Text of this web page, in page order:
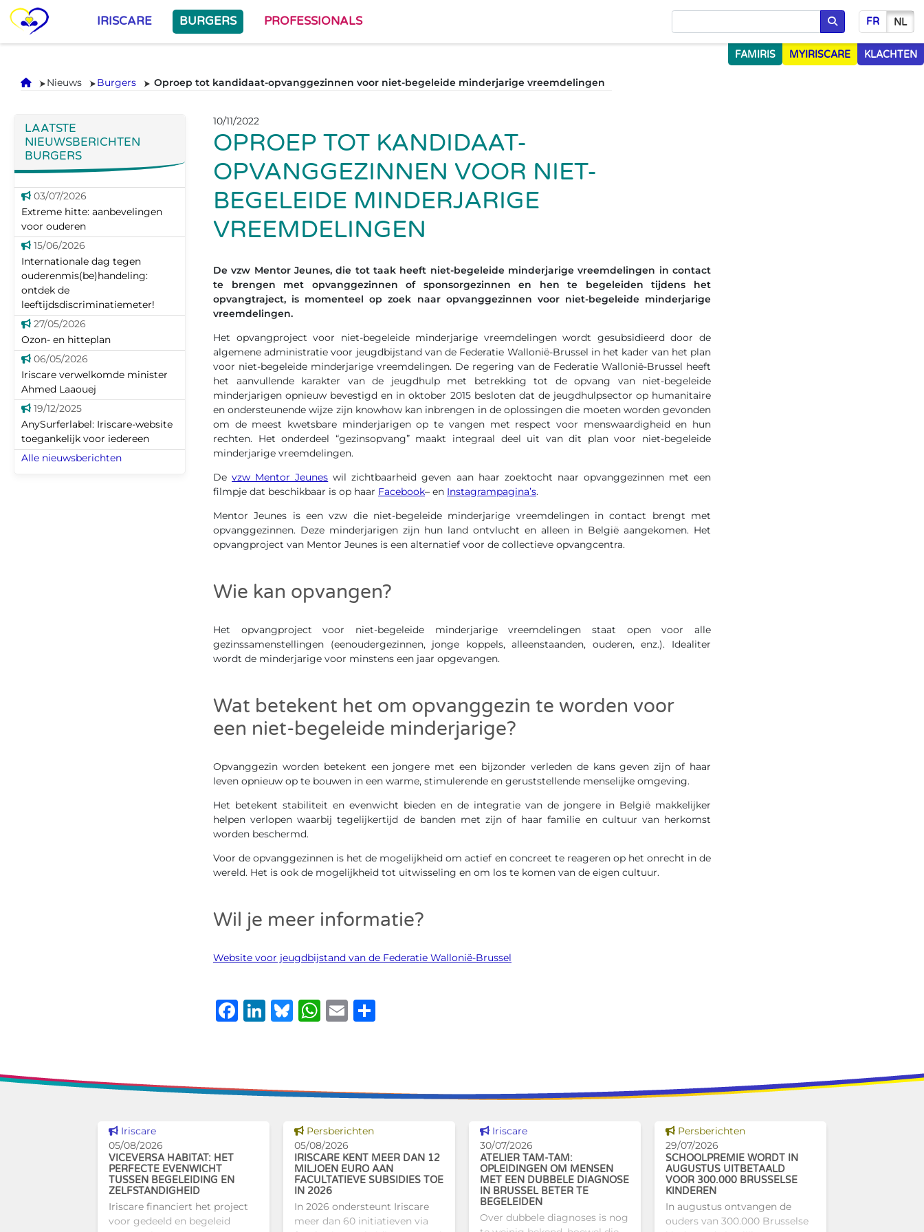
IRISCARE BURGERS PROFESSIONALS
Opzoeken
FR NL
FAMIRIS MYIRISCARE KLACHTEN
Onthaal
Nieuws Burgers Oproep tot kandidaat-opvanggezinnen voor niet-begeleide minderjarige vreemdelingen
LAATSTE
NIEUWSBERICHTEN
BURGERS
03/07/2026
Extreme hitte: aanbevelingen
voor ouderen
15/06/2026
Internationale dag tegen
ouderenmis(be)handeling:
ontdek de
leeftijdsdiscriminatiemeter!
27/05/2026
Ozon- en hitteplan
06/05/2026
Iriscare verwelkomde minister
Ahmed Laaouej
19/12/2025
AnySurferlabel: Iriscare-website
toegankelijk voor iedereen
Alle nieuwsberichten
10/11/2022
OPROEP TOT KANDIDAAT-
OPVANGGEZINNEN VOOR NIET-
BEGELEIDE MINDERJARIGE
VREEMDELINGEN
De vzw Mentor Jeunes, die tot taak heeft niet-begeleide minderjarige vreemdelingen in contact
te
brengen met opvanggezinnen of sponsorgezinnen en hen te begeleiden tijdens het
opvangtraject, is momenteel op zoek naar opvanggezinnen voor niet-begeleide minderjarige
vreemdelingen.
Het opvangproject voor niet-begeleide minderjarige vreemdelingen wordt gesubsidieerd door de
algemene administratie voor jeugdbijstand van de Federatie Wallonië-Brussel in het kader van het plan
voor niet-begeleide minderjarige vreemdelingen. De regering van de Federatie Wallonië-Brussel heeft
het aanvullende karakter van de jeugdhulp met betrekking tot de opvang van niet-begeleide
minderjarigen opnieuw bevestigd en in oktober 2015 besloten dat de jeugdhulpsector op humanitaire
en ondersteunende wijze zijn knowhow kan inbrengen in de oplossingen die moeten worden gevonden
om de meest kwetsbare minderjarigen op te vangen met respect voor menswaardigheid en hun
rechten. Het onderdeel “gezinsopvang” maakt integraal deel uit van dit plan voor niet-begeleide
minderjarige vreemdelingen.
Devzw Mentor Jeunes wil zichtbaarheid geven aan haar zoektocht naar opvanggezinnen met een
filmpje dat beschikbaar is op haar Facebook– en Instagrampagina’s.
Mentor Jeunes is een vzw die niet-begeleide minderjarige vreemdelingen in contact brengt met
opvanggezinnen. Deze minderjarigen zijn hun land ontvlucht en alleen in België aangekomen. Het
opvangproject van Mentor Jeunes is een alternatief voor de collectieve opvangcentra.
Wie kan opvangen?
Het opvangproject voor niet-begeleide minderjarige vreemdelingen staat open voor alle
gezinssamenstellingen (eenoudergezinnen, jonge koppels, alleenstaanden, ouderen, enz.). Idealiter
wordt de minderjarige voor minstens een jaar opgevangen.
Wat betekent het om opvanggezin te worden voor
een niet-begeleide minderjarige?
Opvanggezin worden betekent een jongere met een bijzonder verleden de kans geven zijn of haar
leven opnieuw op te bouwen in een warme, stimulerende en geruststellende menselijke omgeving.
Het betekent stabiliteit en evenwicht bieden en de integratie van de jongere in België makkelijker
helpen verlopen waarbij tegelijkertijd de banden met zijn of haar familie en cultuur van herkomst
worden beschermd.
Voor de opvanggezinnen is het de mogelijkheid om actief en concreet te reageren op het onrecht in de
wereld. Het is ook de mogelijkheid tot uitwisseling en om los te komen van de eigen cultuur.
Wil je meer informatie?
Website voor jeugdbijstand van de Federatie Wallonië-Brussel
Facebook
LinkedIn
Bluesky
WhatsApp
Email
Dit nieuws tonen
Iriscare
05/08/2026
VICEVERSA HABITAT: HET
PERFECTE EVENWICHT
TUSSEN BEGELEIDING EN
ZELFSTANDIGHEID
Iriscare financiert het project
voor gedeeld en begeleid
Dit nieuws tonen
Persberichten
05/08/2026
IRISCARE KENT MEER DAN 12
MILJOEN EURO AAN
FACULTATIEVE SUBSIDIES TOE
IN 2026
In 2026 ondersteunt Iriscare
meer dan 60 initiatieven via
Dit nieuws tonen
Iriscare
30/07/2026
ATELIER TAM-TAM:
OPLEIDINGEN OM MENSEN
MET EEN DUBBELE DIAGNOSE
IN BRUSSEL BETER TE
BEGELEIDEN
Over dubbele diagnoses is nog
Dit nieuws tonen
Persberichten
29/07/2026
SCHOOLPREMIE WORDT IN
AUGUSTUS UITBETAALD
VOOR 300.000 BRUSSELSE
KINDEREN
In augustus ontvangen de
ouders van 300.000 Brusselse